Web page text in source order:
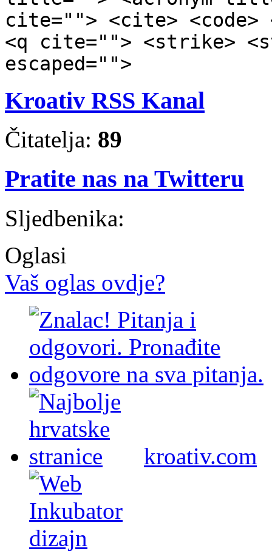
cite=""> <cite> <code>
<q cite=""> <strike>
escaped="">
Kroativ RSS Kanal
Čitatelja: 89
Pratite nas na Twitteru
Sljedbenika:
Oglasi
Vaš oglas ovdje?
kroativ.com